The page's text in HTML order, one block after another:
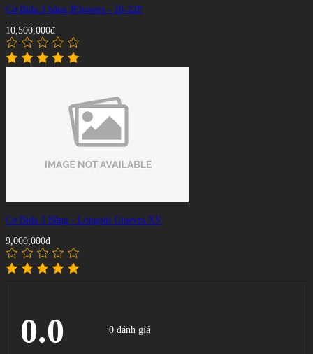
Cơ Bida 3 băng JFlowers - 10-22F
10,500,000đ
Cơ Bida 3 Băng - Longoni Ginevra XV
9,000,000đ
0.0 0 đánh giá